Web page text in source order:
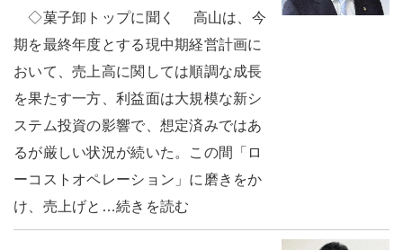
◇菓子卸トップに聞く 高山は、今
期を最終年度とする現中期経営計画に
おいて、売上高に関しては順調な成長
を果たす一方、利益面は大規模な新シ
ステム投資の影響で、想定済みではあ
るが厳しい状況が続いた。この間「ロ
ーコストオペレーション」に磨きをか
け、売上げと…続きを読む